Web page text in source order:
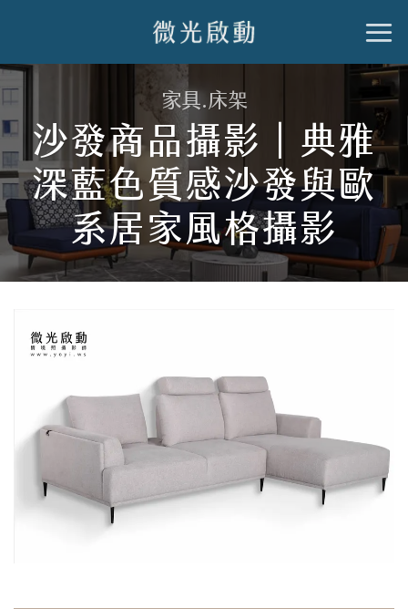
內
容
家具.床架
沙發商品攝影｜典雅
深藍色質感沙發與歐
系居家風格攝影